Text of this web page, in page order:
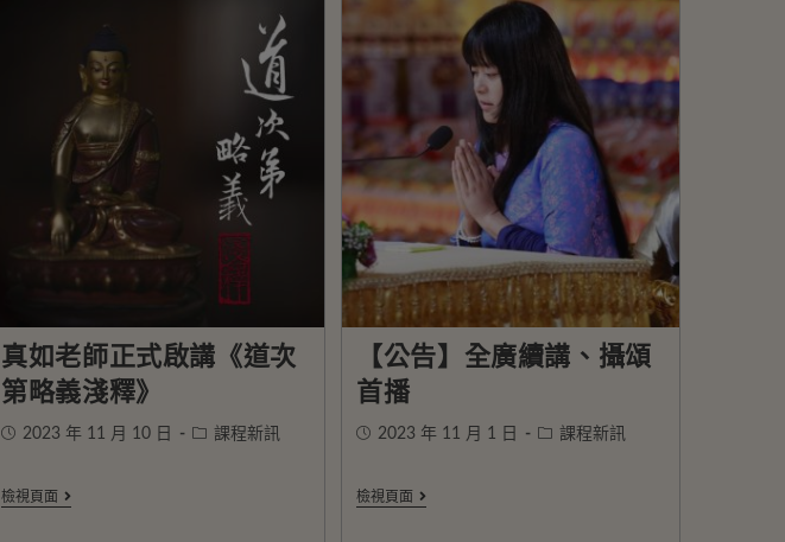
真如老師正式啟講《道次
第略義淺釋》
2023 年 11 月 10 日 課程新訊
檢視頁面
【公告】全廣續講、攝頌
首播
2023 年 11 月 1 日 課程新訊
檢視頁面